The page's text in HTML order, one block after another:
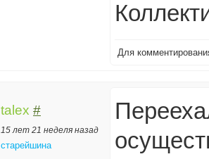
Для
talex #
15 лет 21 неделя назад
старейшина